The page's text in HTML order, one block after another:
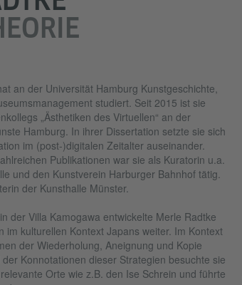
an der Universität Hamburg Kunstgeschichte,
studiert. Seit 2015 ist sie
„Ästhetiken des Virtuellen“ an der
Hamburg. In ihrer Dissertation setzte sie sich
im (post-)digitalen Zeitalter auseinander.
Publikationen war sie als Kuratorin u.a.
und den Kunstverein Harburger Bahnhof tätig.
der Kunsthalle Münster.
der Villa Kamogawa entwickelte Merle Radtke
im kulturellen Kontext Japans weiter. Im Kontext
der Wiederholung, Aneignung und Kopie
Konnotationen dieser Strategien besuchte sie
Orte wie z.B. den Ise Schrein und führte